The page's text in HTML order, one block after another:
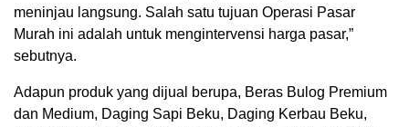
meninjau langsung. Salah satu tujuan Operasi Pasar
Murah ini adalah untuk mengintervensi harga pasar,”
sebutnya.
Adapun produk yang dijual berupa, Beras Bulog Premium
dan Medium, Daging Sapi Beku, Daging Kerbau Beku,